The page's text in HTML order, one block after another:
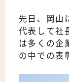
先日、岡山
代表して社
は多くの企
の中での表